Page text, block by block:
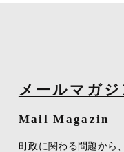
メールマガ
Mail Magazin
町政に関わる問題から